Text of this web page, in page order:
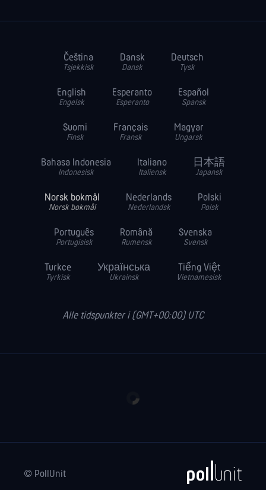
Čeština
Tsjekkisk
Dansk
Dansk
Deutsch
Tysk
English
Engelsk
Esperanto
Esperanto
Español
Spansk
Suomi
Finsk
Français
Fransk
Magyar
Ungarsk
Bahasa Indonesia
Indonesisk
Italiano
Italiensk
日本語
Japansk
Norsk bokmål
Norsk bokmål
Nederlands
Nederlandsk
Polski
Polsk
Português
Portugisisk
Română
Rumensk
Svenska
Svensk
Turkce
Tyrkisk
Українська
Ukrainsk
Tiếng Việt
Vietnamesisk
Alle tidspunkter i (GMT+00:00) UTC
© PollUnit